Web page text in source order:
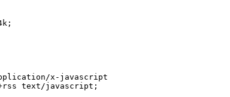
x-javascript
text/javascript;